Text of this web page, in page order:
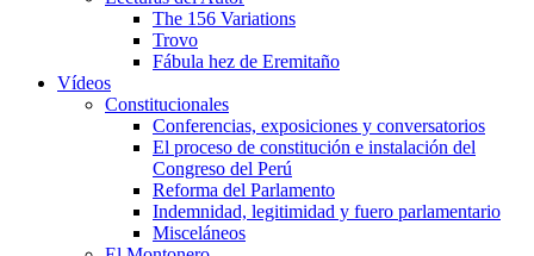
The 156 Variations
Trovo
Fábula hez de Eremitaño
Vídeos
Constitucionales
Conferencias, exposiciones y conversatorios
El proceso de constitución e instalación del
Congreso del Perú
Reforma del Parlamento
Indemnidad, legitimidad y fuero parlamentario
Misceláneos